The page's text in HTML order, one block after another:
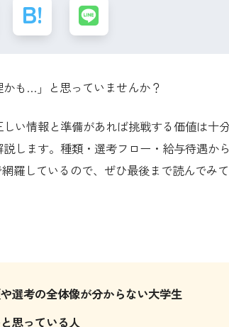
かも…」と思っていませんか？
い情報と準備があれば挑戦する価値は十
します。種類・選考フロー・給与待遇か
羅しているので、ぜひ最後まで読んでみ
選考の全体像が分からない大学生
思っている人